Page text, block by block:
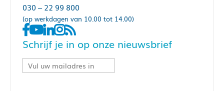
030 – 22 99 800
(op werkdagen van 10.00 tot 14.00)
Schrijf je in op onze nieuwsbrief